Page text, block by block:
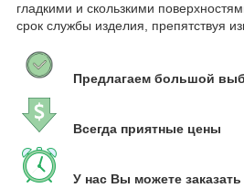
гладкими и скользкими
срок службы изделия, препятствуя
Предлагаем большой
Всегда приятные цены
У нас Вы можете